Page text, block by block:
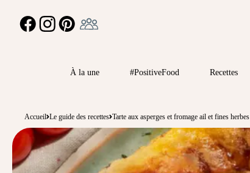
FACEBOOKINSTAGRAMPINTEREST
À la une #PositiveFood Recettes
Accueil Le guide des recettes Tarte aux asperges et fromage ail et fines herbes